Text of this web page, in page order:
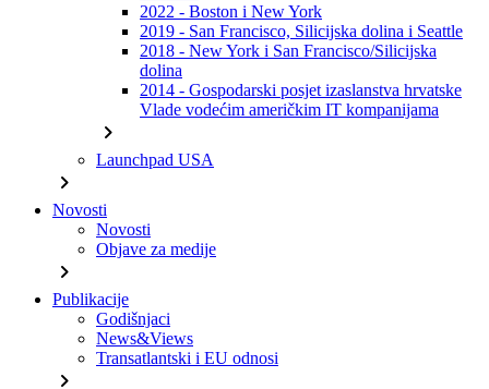
2022 - Boston i New York
2019 - San Francisco, Silicijska dolina i Seattle
2018 - New York i San Francisco/Silicijska
dolina
2014 - Gospodarski posjet izaslanstva hrvatske
Vlade vodećim američkim IT kompanijama
chevron_right
Launchpad USA
chevron_right
Novosti
Novosti
Objave za medije
chevron_right
Publikacije
Godišnjaci
News&Views
Transatlantski i EU odnosi
chevron_right